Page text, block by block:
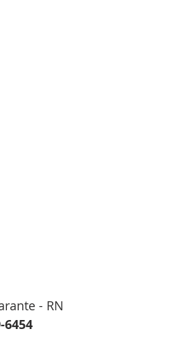
- RN
6454